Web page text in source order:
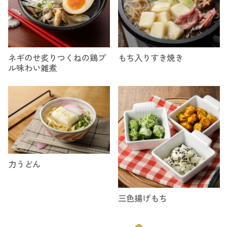
ネギのせ炙りつくねの鶏プ
ル味わい雑煮
もち入りすき焼き
力うどん
三色揚げもち